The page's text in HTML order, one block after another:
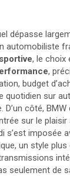
dépasse
automobiliste
, le choix
,
budget
quotidien sur
côté, BMW
sur le plaisir
s’est imposée
un style plus
seulement de